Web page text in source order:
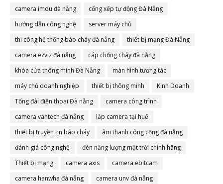
camera imou đà nẵng
cổng xếp tự động Đà Nẵng
hướng dẫn công nghệ
server máy chủ
thi công hệ thống báo cháy đà nẵng
thiết bị mạng Đà Nẵng
camera ezviz đà nẵng
cáp chống cháy đà nẵng
khóa cửa thông minh Đà Nẵng
màn hình tương tác
máy chủ doanh nghiệp
thiết bị thông minh
Kinh Doanh
Tổng đài điện thoại Đà nẵng
camera công trình
camera vantech đà nẵng
lắp camera tại huế
thiết bị truyền tin báo cháy
âm thanh công cộng đà nẵng
đánh giá công nghệ
đèn năng lượng mặt trời chính hãng
Thiết bị mạng
camera axis
camera ebitcam
camera hanwha đà nẵng
camera unv đà nẵng